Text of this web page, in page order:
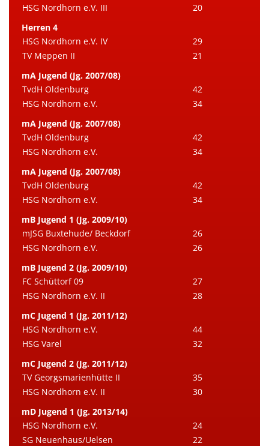
HSG Nordhorn e.V. III
20
Herren 4
HSG Nordhorn e.V. IV
29
TV Meppen II
21
mA Jugend (Jg. 2007/08)
TvdH Oldenburg
42
HSG Nordhorn e.V.
34
mA Jugend (Jg. 2007/08)
TvdH Oldenburg
42
HSG Nordhorn e.V.
34
mA Jugend (Jg. 2007/08)
TvdH Oldenburg
42
HSG Nordhorn e.V.
34
mB Jugend 1 (Jg. 2009/10)
mJSG Buxtehude/ Beckdorf
26
HSG Nordhorn e.V.
26
mB Jugend 2 (Jg. 2009/10)
FC Schüttorf 09
27
HSG Nordhorn e.V. II
28
mC Jugend 1 (Jg. 2011/12)
HSG Nordhorn e.V.
44
HSG Varel
32
mC Jugend 2 (Jg. 2011/12)
TV Georgsmarienhütte II
35
HSG Nordhorn e.V. II
30
mD Jugend 1 (Jg. 2013/14)
HSG Nordhorn e.V.
24
SG Neuenhaus/Uelsen
22